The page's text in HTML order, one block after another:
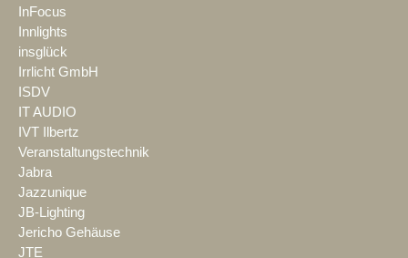
InFocus
Innlights
insglück
Irrlicht GmbH
ISDV
IT AUDIO
IVT Ilbertz
Veranstaltungstechnik
Jabra
Jazzunique
JB-Lighting
Jericho Gehäuse
JTE